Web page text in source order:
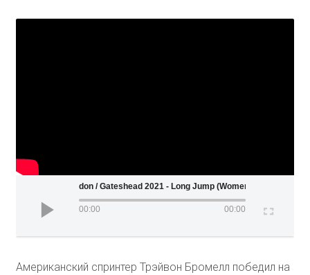
Wanda Diamond League - London / Gateshead 2021 - Long Jump (Women)
00:00 00:00
Американский спринтер Трэйвон Бромелл победил на